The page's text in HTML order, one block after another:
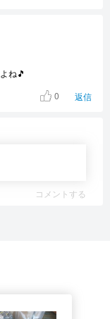
ね🎵
0 返信
コメントする